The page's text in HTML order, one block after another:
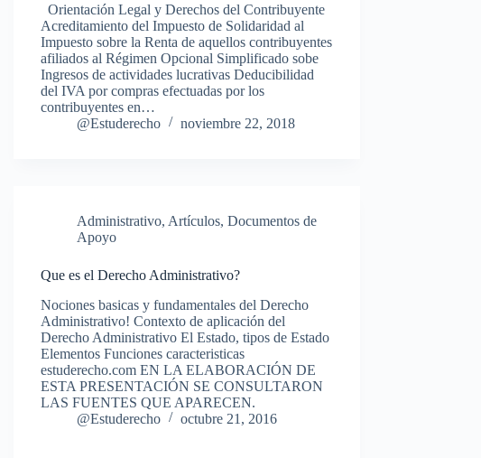
Orientación Legal y Derechos del Contribuyente
Acreditamiento del Impuesto de Solidaridad al
Impuesto sobre la Renta de aquellos contribuyentes
afiliados al Régimen Opcional Simplificado sobe
Ingresos de actividades lucrativas Deducibilidad
del IVA por compras efectuadas por los
contribuyentes en…
@Estuderecho
noviembre 22, 2018
Administrativo, Artículos,Documentos de
Apoyo
Que es el Derecho Administrativo?
Nociones basicas y fundamentales del Derecho
Administrativo! Contexto de aplicación del
Derecho Administrativo El Estado, tipos de Estado
Elementos Funciones caracteristicas
estuderecho.com EN LA ELABORACIÓN DE
ESTA PRESENTACIÓN SE CONSULTARON
LAS FUENTES QUE APARECEN.
@Estuderecho
octubre 21, 2016